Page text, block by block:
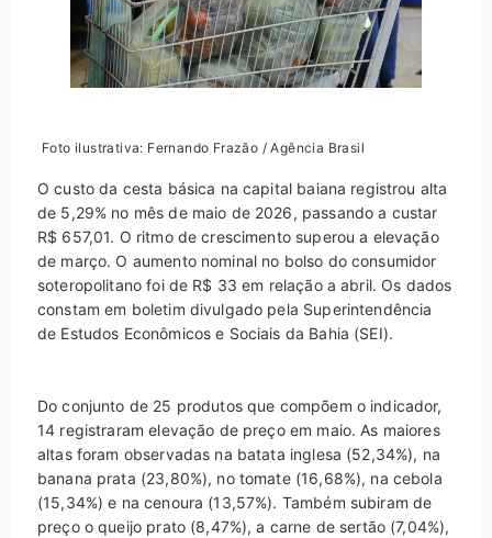
Foto ilustrativa: Fernando Frazão / Agência Brasil
O custo da cesta básica na capital baiana registrou alta
de 5,29% no mês de maio de 2026, passando a custar
R$ 657,01. O ritmo de crescimento superou a elevação
de março. O aumento nominal no bolso do consumidor
soteropolitano foi de R$ 33 em relação a abril. Os dados
constam em boletim divulgado pela Superintendência
de Estudos Econômicos e Sociais da Bahia (SEI).
Do conjunto de 25 produtos que compõem o indicador,
14 registraram elevação de preço em maio. As maiores
altas foram observadas na batata inglesa (52,34%), na
banana prata (23,80%), no tomate (16,68%), na cebola
(15,34%) e na cenoura (13,57%). Também subiram de
preço o queijo prato (8,47%), a carne de sertão (7,04%),